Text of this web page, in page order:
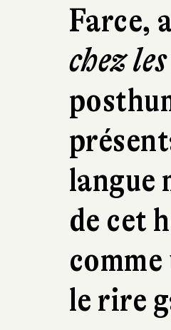
Farce,
chez
langue
de cet
le rire